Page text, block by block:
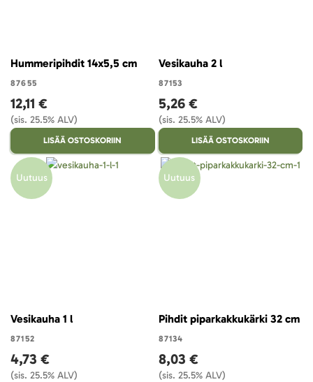
Hummeripihdit 14x5,5 cm
87655
12,11 €
(sis. 25.5% ALV)
LISÄÄ OSTOSKORIIN
Vesikauha 2 l
87153
5,26 €
(sis. 25.5% ALV)
LISÄÄ OSTOSKORIIN
Uutuus
Vesikauha 1 l
87152
4,73 €
(sis. 25.5% ALV)
Uutuus
Pihdit piparkakkukärki 32 cm
87134
8,03 €
(sis. 25.5% ALV)